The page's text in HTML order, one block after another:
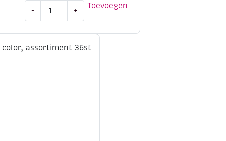
Toevoegen
-
assortiment
+